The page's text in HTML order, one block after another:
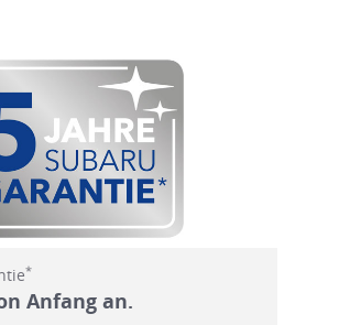
*
Anfang an.